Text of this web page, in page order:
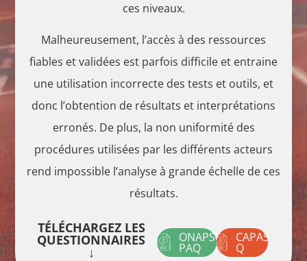
ces niveaux.
Malheureusement, l’accès à des ressources
fiables et validées est parfois difficile et entraine
une utilisation incorrecte des tests et outils, et
donc l’obtention de résultats et interprétations
erronés. De plus, la non uniformité des
procédures utilisées par les différents acteurs
rend impossible l’analyse à grande échelle de ces
résultats.
TÉLÉCHARGEZ LES
QUESTIONNAIRES
↓
ONAPS-
PAQ
CAPAS-
Q